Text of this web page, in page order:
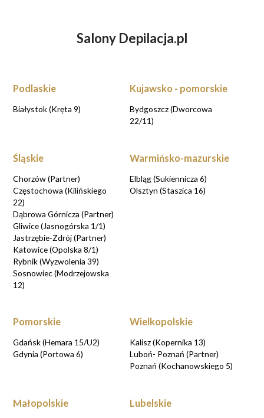
ZASTANAWIASZ SIĘ NAD DEPILACJĄ
UMAWIAM KONSULTACJE
Salony Depilacja.pl
Podlaskie
Białystok (Kręta 9)
Kujawsko - pomorskie
Bydgoszcz (Dworcowa
22/11)
Śląskie
Chorzów (Partner)
Częstochowa (Kilińskiego
22)
Dąbrowa Górnicza (Partner)
Gliwice (Jasnogórska 1/1)
Jastrzębie-Zdrój (Partner)
Katowice (Opolska 8/1)
Rybnik (Wyzwolenia 39)
Sosnowiec (Modrzejowska
12)
Warmińsko-mazurskie
Elbląg (Sukiennicza 6)
Olsztyn (Staszica 16)
Pomorskie
Gdańsk (Hemara 15/U2)
Gdynia (Portowa 6)
Wielkopolskie
Kalisz (Kopernika 13)
Luboń- Poznań (Partner)
Poznań (Kochanowskiego 5)
Małopolskie Lubelskie